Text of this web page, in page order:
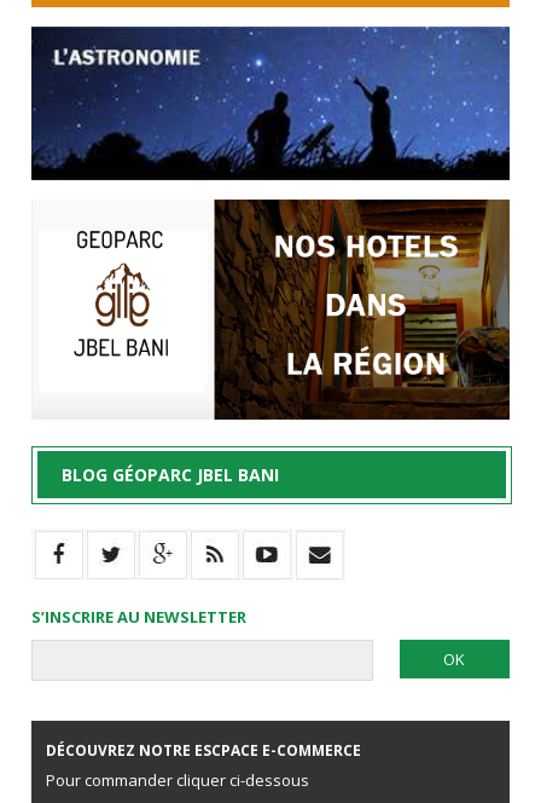
BLOG GÉOPARC JBEL BANI
S’INSCRIRE AU NEWSLETTER
DÉCOUVREZ NOTRE ESCPACE E-COMMERCE
Pour commander cliquer ci-dessous